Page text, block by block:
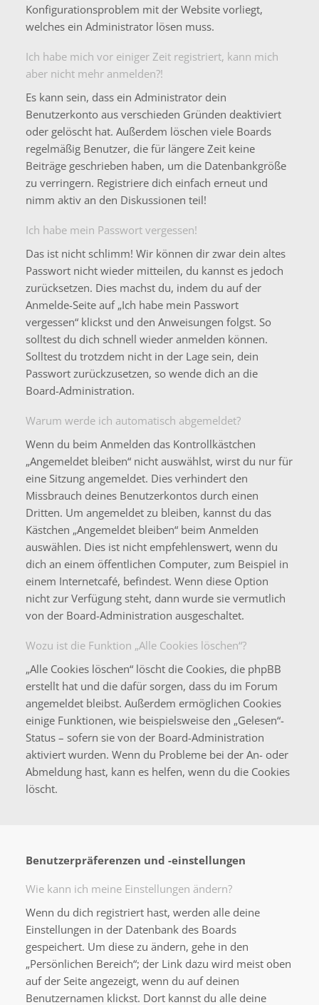
Konfigurationsproblem mit der Website vorliegt,
welches ein Administrator lösen muss.
Ich habe mich vor einiger Zeit registriert, kann mich
aber nicht mehr anmelden?!
Es kann sein, dass ein Administrator dein
Benutzerkonto aus verschieden Gründen deaktiviert
oder gelöscht hat. Außerdem löschen viele Boards
regelmäßig Benutzer, die für längere Zeit keine
Beiträge geschrieben haben, um die Datenbankgröße
zu verringern. Registriere dich einfach erneut und
nimm aktiv an den Diskussionen teil!
Ich habe mein Passwort vergessen!
Das ist nicht schlimm! Wir können dir zwar dein altes
Passwort nicht wieder mitteilen, du kannst es jedoch
zurücksetzen. Dies machst du, indem du auf der
Anmelde-Seite auf „Ich habe mein Passwort
vergessen“ klickst und den Anweisungen folgst. So
solltest du dich schnell wieder anmelden können.
Solltest du trotzdem nicht in der Lage sein, dein
Passwort zurückzusetzen, so wende dich an die
Board-Administration.
Warum werde ich automatisch abgemeldet?
Wenn du beim Anmelden das Kontrollkästchen
„Angemeldet bleiben“ nicht auswählst, wirst du nur für
eine Sitzung angemeldet. Dies verhindert den
Missbrauch deines Benutzerkontos durch einen
Dritten. Um angemeldet zu bleiben, kannst du das
Kästchen „Angemeldet bleiben“ beim Anmelden
auswählen. Dies ist nicht empfehlenswert, wenn du
dich an einem öffentlichen Computer, zum Beispiel in
einem Internetcafé, befindest. Wenn diese Option
nicht zur Verfügung steht, dann wurde sie vermutlich
von der Board-Administration ausgeschaltet.
Wozu ist die Funktion „Alle Cookies löschen“?
„Alle Cookies löschen“ löscht die Cookies, die phpBB
erstellt hat und die dafür sorgen, dass du im Forum
angemeldet bleibst. Außerdem ermöglichen Cookies
einige Funktionen, wie beispielsweise den „Gelesen“-
Status – sofern sie von der Board-Administration
aktiviert wurden. Wenn du Probleme bei der An- oder
Abmeldung hast, kann es helfen, wenn du die Cookies
löscht.
Benutzerpräferenzen und -einstellungen
Wie kann ich meine Einstellungen ändern?
Wenn du dich registriert hast, werden alle deine
Einstellungen in der Datenbank des Boards
gespeichert. Um diese zu ändern, gehe in den
„Persönlichen Bereich“; der Link dazu wird meist oben
auf der Seite angezeigt, wenn du auf deinen
Benutzernamen klickst. Dort kannst du alle deine